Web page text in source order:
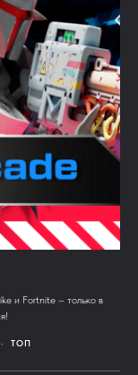
и Fortnite – только в
ТОП